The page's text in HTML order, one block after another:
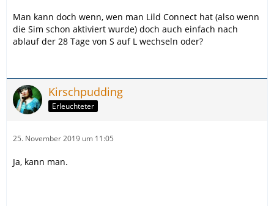
Man kann doch wenn, wen man Lild Connect hat (also wenn
die Sim schon aktiviert wurde) doch auch einfach nach
ablauf der 28 Tage von S auf L wechseln oder?
Kirschpudding
Erleuchteter
25. November 2019 um 11:05
Ja, kann man.